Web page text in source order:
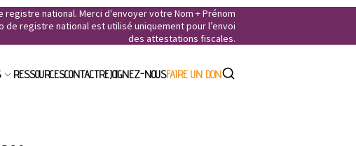
national. Merci d'envoyer votre Nom + Prénom
de registre national est utilisé uniquement pour l’envoi
des attestations fiscales.
RESSOURCESCONTACTREJOIGNEZ-NOUSFAIRE UN DON